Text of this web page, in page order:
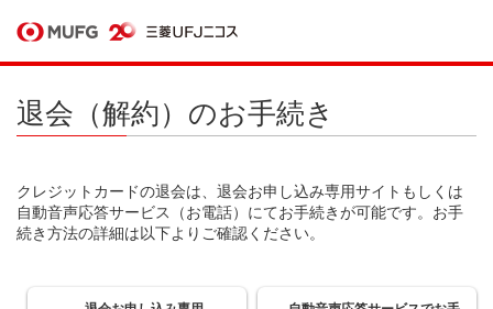
退会（解約）のお手続き
クレジットカードの退会は、退会お申し込み専用サイトもしくは
自動音声応答サービス（お電話）にてお手続きが可能です。お手
続き方法の詳細は以下よりご確認ください。